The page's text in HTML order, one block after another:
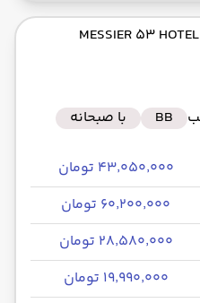
| MESSIER 53 HOTEL
BB با صبحانه
۴۳٬۰۵۰٬۰۰۰ تومان
۶۰٬۲۰۰٬۰۰۰ تومان
۲۸٬۵۸۰٬۰۰۰ تومان
۱۹٬۹۹۰٬۰۰۰ تومان